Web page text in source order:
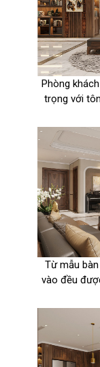
Phòng
trọng với
Từ mẫu
vào đều